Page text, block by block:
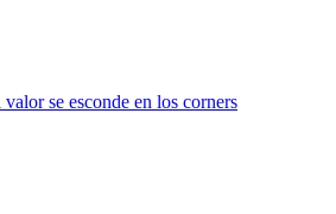
se esconde en los corners